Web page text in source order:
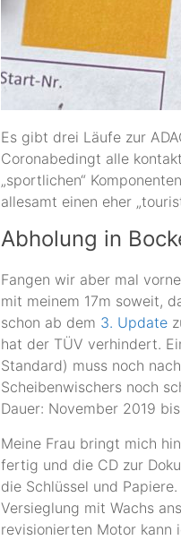
Es gibt drei Läufe zur
Coronabedingt alle
„sportlichen“
allesamt einen eher
Abholung in
Fangen wir aber mal
mit meinem 17m soweit,
schon ab dem 3. Update
hat der TÜV verhindert.
Standard) muss noch
Scheibenwischers noch
Dauer: November 2019
Meine Frau bringt mich
fertig und die CD zur
die Schlüssel und
Versieglung mit Wachs
revisionierten Motor kann